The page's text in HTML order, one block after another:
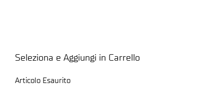
Seleziona e Aggiungi in Carrello
Articolo Esaurito